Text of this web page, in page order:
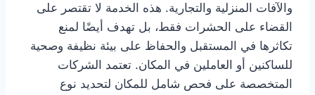
والآفات المنزلية والتجارية. هذه الخدمة لا تقتصر على
القضاء على الحشرات فقط، بل تهدف أيضًا لمنع
تكاثرها في المستقبل والحفاظ على بيئة نظيفة وصحية
للساكنين أو العاملين في المكان. تعتمد الشركات
المتخصصة على فحص شامل للمكان لتحديد نوع